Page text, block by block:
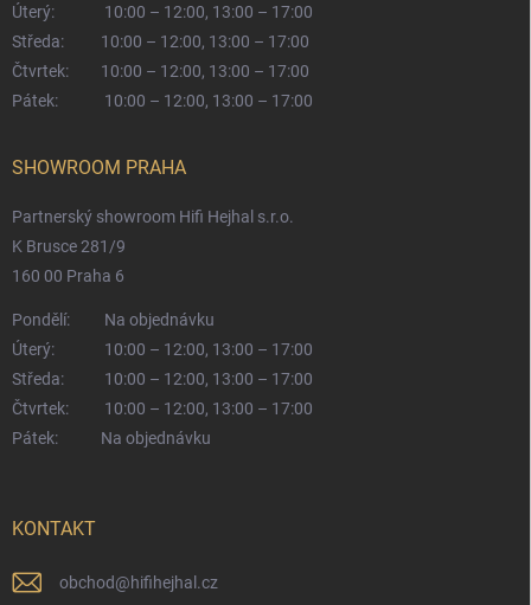
Úterý:
10:00 – 12:00, 13:00 – 17:00
Středa:
10:00 – 12:00, 13:00 – 17:00
Čtvrtek:
10:00 – 12:00, 13:00 – 17:00
Pátek:
10:00 – 12:00, 13:00 – 17:00
SHOWROOM PRAHA
Partnerský showroom Hifi Hejhal s.r.o.
K Brusce 281/9
160 00 Praha 6
Pondělí:
Na objednávku
Úterý:
10:00 – 12:00, 13:00 – 17:00
Středa:
10:00 – 12:00, 13:00 – 17:00
Čtvrtek:
10:00 – 12:00, 13:00 – 17:00
Pátek:
Na objednávku
KONTAKT
obchod@hifihejhal.cz